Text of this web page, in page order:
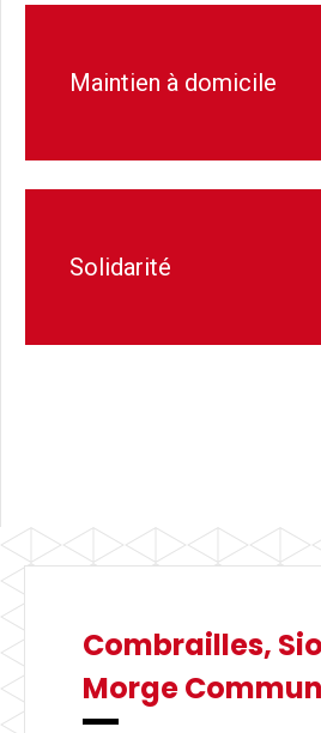
Maintien à domicile
Solidarité
Combrailles,
Morge